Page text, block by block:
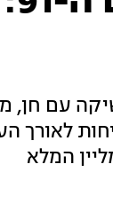
עם חן,
לאורך
המלא